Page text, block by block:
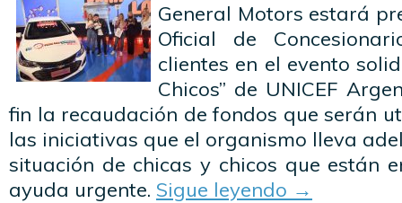
General Motors estará
Oficial de
clientes en el evento
Chicos” de UNICEF
fin la recaudación de fondos que serán
las iniciativas que el organismo lleva
situación de chicas y chicos que están
ayuda urgente. Sigue leyendo →